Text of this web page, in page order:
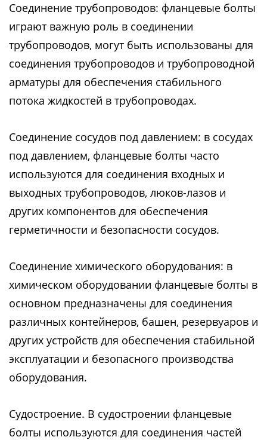
Соединение трубопроводов: фланцевые болты
играют важную роль в соединении
трубопроводов, могут быть использованы для
соединения трубопроводов и трубопроводной
арматуры для обеспечения стабильного
потока жидкостей в трубопроводах.
Соединение сосудов под давлением: в сосудах
под давлением, фланцевые болты часто
используются для соединения входных и
выходных трубопроводов, люков-лазов и
других компонентов для обеспечения
герметичности и безопасности сосудов.
Соединение химического оборудования: в
химическом оборудовании фланцевые болты в
основном предназначены для соединения
различных контейнеров, башен, резервуаров и
других устройств для обеспечения стабильной
эксплуатации и безопасного производства
оборудования.
Судостроение. В судостроении фланцевые
болты используются для соединения частей